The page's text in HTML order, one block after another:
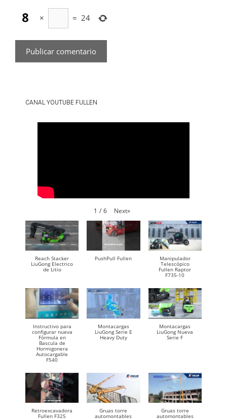
× = 24
CANAL YOUTUBE FULLEN
1 / 6 Next»
Reach Stacker
LiuGong Electrico
de Litio
PushPull Fullen
Manipulador
Telescópico
Fullen Raptor
F735-10
Instructivo para
configurar nueva
Fórmula en
Bascula de
Hormigonera
Autocargable
F540
Montacargas
LiuGong Serie E
Heavy Duty
Montacargas
LiuGong Nueva
Serie F
Retroexcavadora
Fullen F325
Gruas torre
automontables
Gruas torre
automontables